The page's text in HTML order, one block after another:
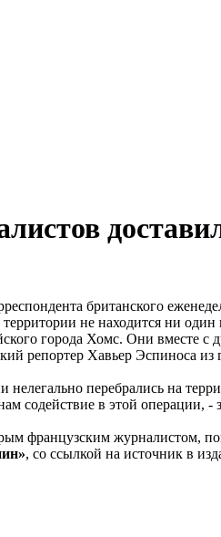
британского
не находится ни
города Хомс. Они вместе
репортер Хавьер Эспиноса
нелегально перебрались на
содействие в этой операции,
французским журналистом,
, со ссылкой на источник в